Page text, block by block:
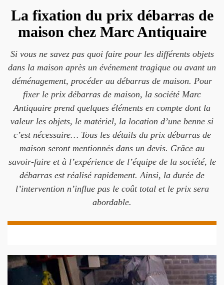
La fixation du prix débarras de
maison chez Marc Antiquaire
Si vous ne savez pas quoi faire pour les différents objets
dans la maison après un événement tragique ou avant un
déménagement, procéder au débarras de maison. Pour
fixer le prix débarras de maison, la société Marc
Antiquaire prend quelques éléments en compte dont la
valeur les objets, le matériel, la location d’une benne si
c’est nécessaire… Tous les détails du prix débarras de
maison seront mentionnés dans un devis. Grâce au
savoir-faire et à l’expérience de l’équipe de la société, le
débarras est réalisé rapidement. Ainsi, la durée de
l’intervention n’influe pas le coût total et le prix sera
abordable.